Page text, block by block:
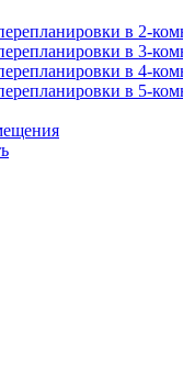
в 2-
в 3-
в 4-
в 5-